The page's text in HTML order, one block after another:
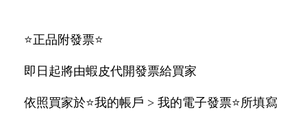
⭐️正品附發票⭐️
即日起將由蝦皮代開發票給買家
依照買家於⭐️我的帳戶 > 我的電子發票⭐️所填寫